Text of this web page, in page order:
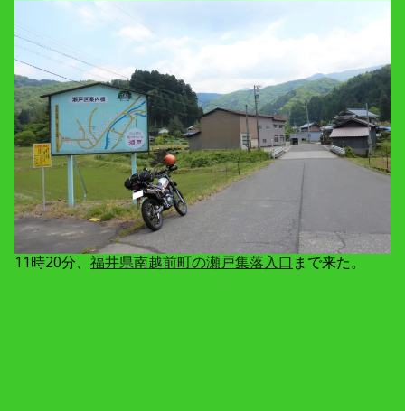
11時20分、 福井県南越前町の瀬戸集落入口 まで来た。